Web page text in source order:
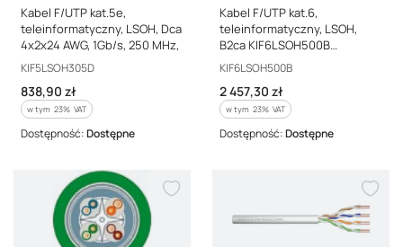
Kabel F/UTP kat.5e,
teleinformatyczny, LSOH, Dca
4x2x24 AWG, 1Gb/s, 250 MHz,
Kod producenta
KIF5LSOH305D
Cena brutto
838,90 zł
w tym %s VAT
w tym 23% VAT
Dostępność:Dostępne
Kabel F/UTP kat.6,
teleinformatyczny, LSOH,
B2ca KIF6LSOH500B
ALANTEC /500m/
Kod producenta
KIF6LSOH500B
Cena brutto
2 457,30 zł
w tym %s VAT
w tym 23% VAT
Dostępność:Dostępne